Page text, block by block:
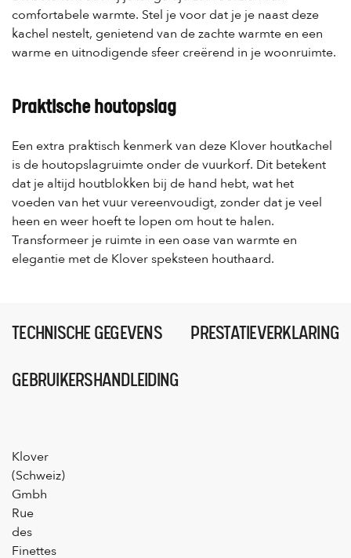
comfortabele warmte. Stel je voor dat je je naast deze
kachel nestelt, genietend van de zachte warmte en een
warme en uitnodigende sfeer creërend in je woonruimte.
Praktische houtopslag
Een extra praktisch kenmerk van deze Klover houtkachel
is de houtopslagruimte onder de vuurkorf. Dit betekent
dat je altijd houtblokken bij de hand hebt, wat het
voeden van het vuur vereenvoudigt, zonder dat je veel
heen en weer hoeft te lopen om hout te halen.
Transformeer je ruimte in een oase van warmte en
elegantie met de Klover speksteen houthaard.
TECHNISCHE GEGEVENS PRESTATIEVERKLARING
GEBRUIKERSHANDLEIDING
Klover
(Schweiz)
Gmbh
Rue
des
Finettes